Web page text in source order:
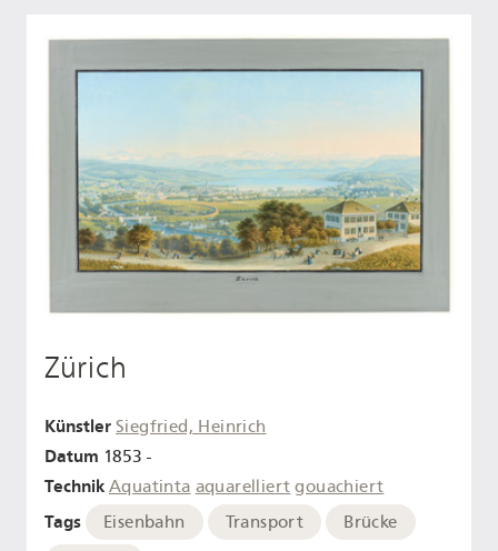
Zürich
Künstler Siegfried, Heinrich
Datum 1853 -
Technik Aquatinta aquarelliert gouachiert
Tags Eisenbahn Transport
Brücke